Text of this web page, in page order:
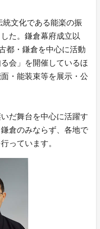
文化である能楽の振
た。鎌倉幕府成立以
都・鎌倉を中心に活動
会」を開催しているほ
・能装束等を展示・公
だ舞台を中心に活躍す
倉のみならず、各地で
っています。